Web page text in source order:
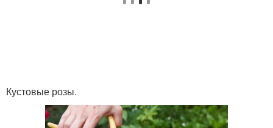
Кустовые розы.